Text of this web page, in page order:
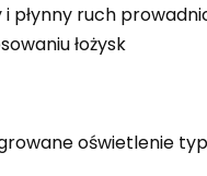
i płynny ruch
łożysk
oświetlenie